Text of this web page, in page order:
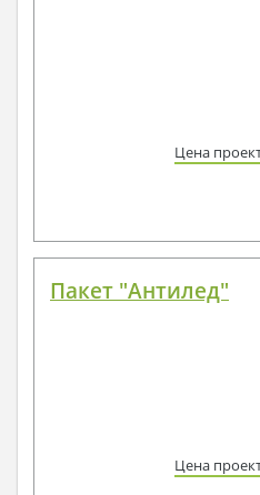
Цена
Пакет "Антилед"
Цена